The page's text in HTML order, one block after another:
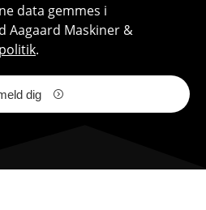
data gemmes i
Aagaard Maskiner &
.
dig